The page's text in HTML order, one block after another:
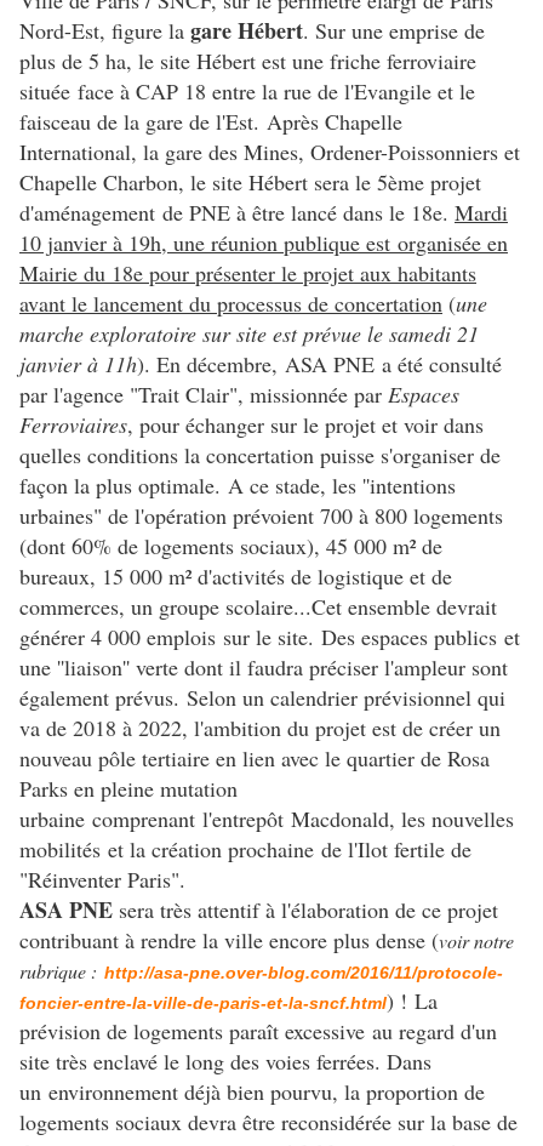
Nord-Est, figure la gare Hébert. Sur une emprise de
plus de 5 ha, le site Hébert est une friche ferroviaire
située face à CAP 18 entre la rue de l'Evangile et le
faisceau de la gare de l'Est. Après Chapelle
International, la gare des Mines, Ordener-Poissonniers et
Chapelle Charbon, le site Hébert sera le 5ème projet
d'aménagement de PNE à être lancé dans le 18e. Mardi
10 janvier à 19h, une réunion publique est organisée en
Mairie du 18e pour présenter le projet aux habitants
avant le lancement du processus de concertation (une
marche exploratoire sur site est prévue le samedi 21
janvier à 11h). En décembre, ASA PNE a été consulté
par l'agence "Trait Clair", missionnée par Espaces
Ferroviaires, pour échanger sur le projet et voir dans
quelles conditions la concertation puisse s'organiser de
façon la plus optimale. A ce stade, les ''intentions
urbaines" de l'opération prévoient 700 à 800 logements
(dont 60% de logements sociaux), 45 000 m² de
bureaux, 15 000 m² d'activités de logistique et de
commerces, un groupe scolaire...Cet ensemble devrait
générer 4 000 emplois sur le site. Des espaces publics et
une ''liaison'' verte dont il faudra préciser l'ampleur sont
également prévus. Selon un calendrier prévisionnel qui
va de 2018 à 2022, l'ambition du projet est de créer un
nouveau pôle tertiaire en lien avec le quartier de Rosa
Parks en pleine mutation
urbaine comprenant l'entrepôt Macdonald, les nouvelles
mobilités et la création prochaine de l'Ilot fertile de
"Réinventer Paris".
ASA PNE sera très attentif à l'élaboration de ce projet
contribuant à rendre la ville encore plus dense (voir notre
rubrique : http://asa-pne.over-blog.com/2016/11/protocole-
foncier-entre-la-ville-de-paris-et-la-sncf.html) ! La
prévision de logements paraît excessive au regard d'un
site très enclavé le long des voies ferrées. Dans
un environnement déjà bien pourvu, la proportion de
logements sociaux devra être reconsidérée sur la base de